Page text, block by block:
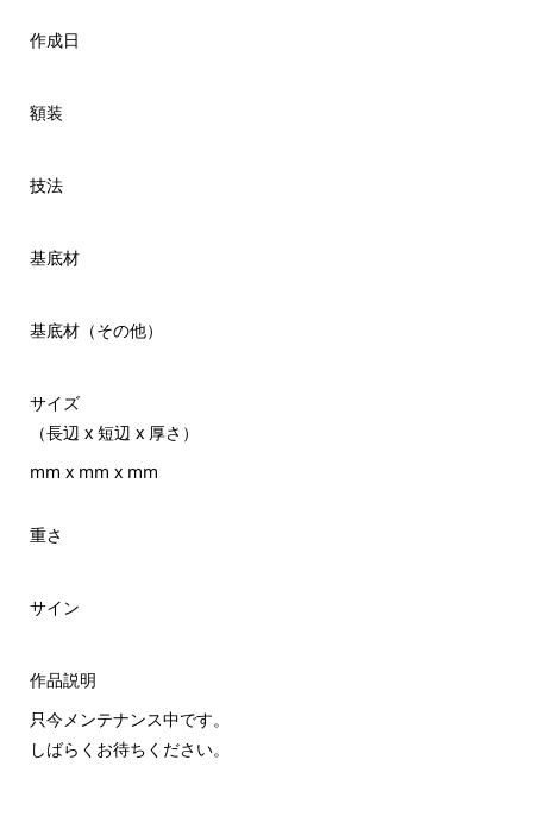
作成日
額装
技法
基底材
基底材（その他）
サイズ
（長辺 x 短辺 x 厚さ）
mm x mm x mm
重さ
サイン
作品説明
只今メンテナンス中です。
しばらくお待ちください。